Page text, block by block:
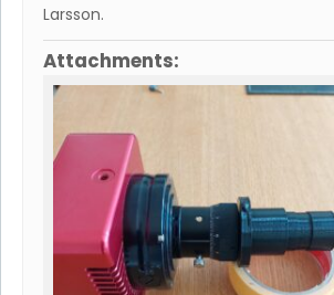
Larsson.
Attachments: